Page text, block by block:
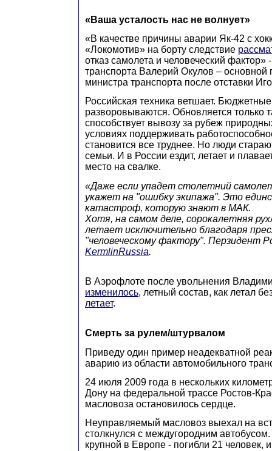
«Ваша усталость нас не волнует»
«В качестве причины аварии Як-42 с
«Локомотив» на борту следствие
отказ самолета и человеческий
транспорта Валерий Окулов – основной
министра транспорта после отставки
Российская техника ветшает.
разворовываются. Обновляется только
способствует вывозу за рубеж
условиях поддерживать
становится все труднее. Но люди
семьи. И в России ездит, летает и
место на свалке.
«Даже если упадет столетний
укажет на "ошибку экипажа". Это
катастроф, которую знают в МАК.
Хотя, на самом деле, сорокалетняя
летает исключительно благодаря
"человеческому фактору". Пeрзидент
KermlinRussia.
В Аэрофлоте после увольнения
изменилось, летный состав, как летал
летает.
Смерть за рулем/штурвалом
Приведу один пример неадекватной
аварию из области автомобильного
24 июля 2009 года в нескольких
Дону на федеральной трассе Ростов-
масловоза остановилось сердце.
Неуправляемый масловоз выехал на
столкнулся с междугородним
крупной в Европе - погибли 21 человек,